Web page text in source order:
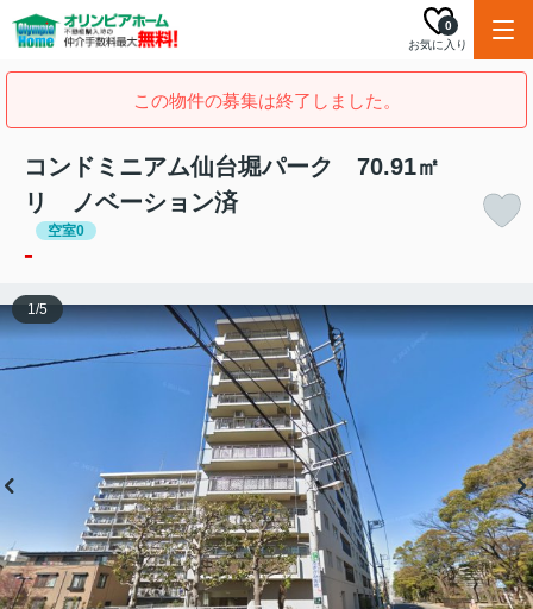
お気に入り
0
この物件の募集は終了しました。
コンドミニアム仙台堀パーク 70.91㎡
リ ノベーション済
空室0
-
1/5